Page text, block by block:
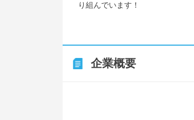
り組んでいます！
企業概要